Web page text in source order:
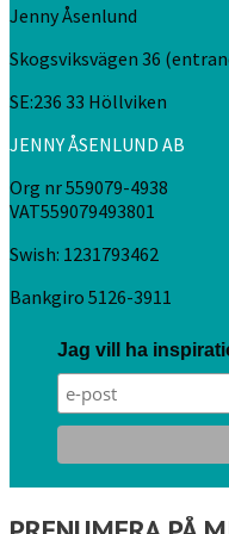
Jenny Åsenlund
Skogsviksvägen 36
SE:236 33 Höllviken
JENNY ÅSENLUND AB
Org nr 559079-4938
VAT559079493801
Swish: 1231793462
Bankgiro 5126-3911
Jag vill ha